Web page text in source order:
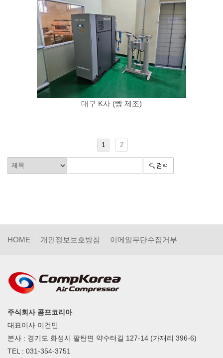
대구 K사 (빵 제조)
1 2
HOME 개인정보보호방침 이메일무단수집거부
주식회사 콤프코리아
대표이사 이건민
본사 : 경기도 화성시 팔탄면 약수터길 127-14 (가재리 396-6)
TEL : 031-354-3751